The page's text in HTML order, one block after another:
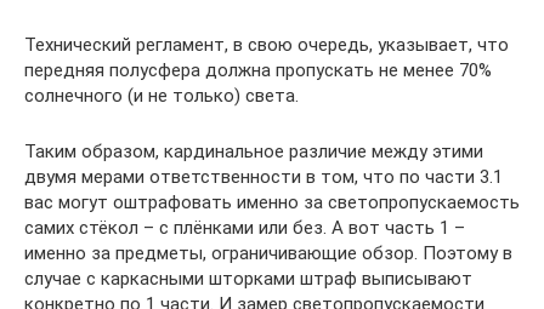
Технический регламент, в свою очередь, указывает, что
передняя полусфера должна пропускать не менее 70%
солнечного (и не только) света.
Таким образом, кардинальное различие между этими
двумя мерами ответственности в том, что по части 3.1
вас могут оштрафовать именно за светопропускаемость
самих стёкол – с плёнками или без. А вот часть 1 –
именно за предметы, ограничивающие обзор. Поэтому в
случае с каркасными шторками штраф выписывают
конкретно по 1 части. И замер светопропускаемости